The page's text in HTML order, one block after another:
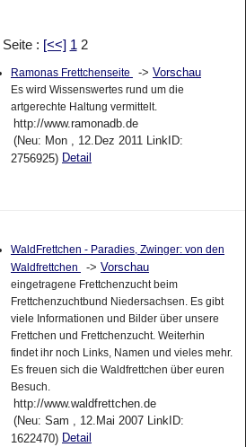
Seite : [<<] 1 2
Ramonas Frettchenseite -> Vorschau
Es wird Wissenswertes rund um die
artgerechte Haltung vermittelt.
http://www.ramonadb.de
(Neu: Mon , 12.Dez 2011 LinkID:
2756925) Detail
WaldFrettchen - Paradies, Zwinger: von den
Waldfrettchen
-> Vorschau
eingetragene Frettchenzucht beim
Frettchenzuchtbund Niedersachsen. Es gibt
viele Informationen und Bilder über unsere
Frettchen und Frettchenzucht. Weiterhin
findet ihr noch Links, Namen und vieles mehr.
Es freuen sich die Waldfrettchen über euren
Besuch.
http://www.waldfrettchen.de
(Neu: Sam , 12.Mai 2007 LinkID:
1622470) Detail